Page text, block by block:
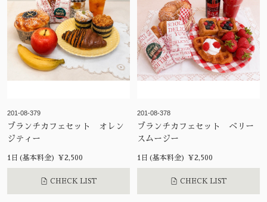
201-08-379
ブランチカフェセット オレン
ジティー
1日(基本料金) ¥2,500
CHECK LIST
201-08-378
ブランチカフェセット ベリー
スムージー
1日(基本料金) ¥2,500
CHECK LIST